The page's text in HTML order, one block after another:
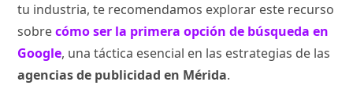
tu industria, te recomendamos explorar este recurso
sobrecómo ser la primera opción de búsqueda en
Google, una táctica esencial en las estrategias de las
agencias de publicidad en Mérida.